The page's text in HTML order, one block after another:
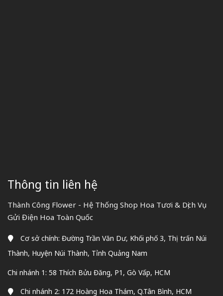
Thông tin liên hệ
Thành Công Flower - Hệ Thống Shop Hoa Tươi & Dịch Vụ
Gửi Điện Hoa Toàn Quốc
Cơ sở chính: Đường Trần Văn Dư, Khối phố 3, Thị trấn Núi
Thành, Huyện Núi Thành, Tỉnh Quảng Nam
Chi nhánh 1: 58 Thích Bửu Đăng, P1, Gò Vấp, HCM
Chi nhánh 2: 172 Hoàng Hoa Thám, Q.Tân Bình, HCM